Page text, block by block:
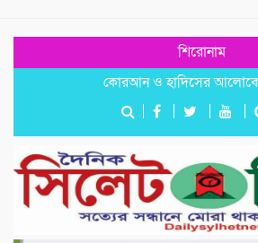
শিরোনাম
কোরআন ও হাদিসের আলোকে পবিত্র